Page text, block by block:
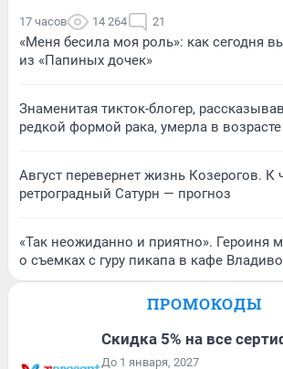
17 часов 14 264 21
«Меня бесила моя роль»: как сегодня
из «Папиных дочек»
Знаменитая тикток-блогер,
редкой формой рака, умерла в возрасте
Август перевернет жизнь Козерогов. К
ретроградный Сатурн — прогноз
«Так неожиданно и приятно». Героиня
о съемках с гуру пикапа в кафе
ПРОМОКОДЫ
Скидка 5% на все
До 1 января, 2027